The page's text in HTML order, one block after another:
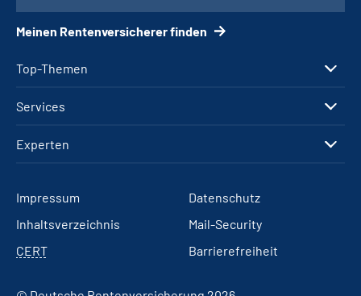
Top-Themen
Services
Experten
Meinen Rentenversicherer finden
Impressum
Datenschutz
Inhaltsverzeichnis
Mail-Security
CERT
Barrierefreiheit